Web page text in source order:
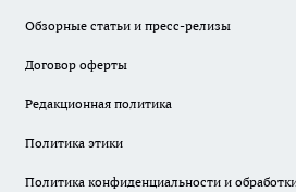
Обзорные статьи и пресс-релизы
Договор оферты
Редакционная политика
Политика этики
Политика конфиденциальности и